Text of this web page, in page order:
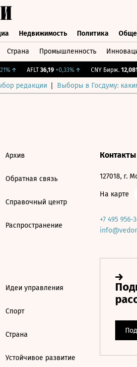
Недвижимость Политика
Страна Промышленность
↑ AFLT 36,19 +0,33%↑ CNY Бирж. 12,081
редакции Выборы в Госдуму:
Архив
Обратная связь
Справочный центр
Распространение
Идеи управления
Спорт
Страна
Устойчивое развитие
Контакты
127018, г.
На карте
+7 495 956-